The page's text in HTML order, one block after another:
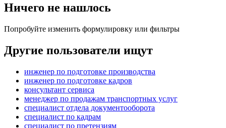
Ничего не нашлось
Попробуйте изменить формулировку или фильтры
Другие пользователи ищут
инженер по подготовке производства
инженер по подготовке кадров
консультант сервиса
менеджер по продажам транспортных услуг
специалист отдела документооборота
специалист по кадрам
специалист по претензиям